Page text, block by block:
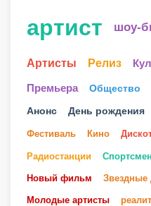
артист шоу-
Артисты Релиз
Премьера Общество
Анонс День рождения
Фестиваль Кино
Радиостанции
Новый фильм Звездные
Молодые артисты